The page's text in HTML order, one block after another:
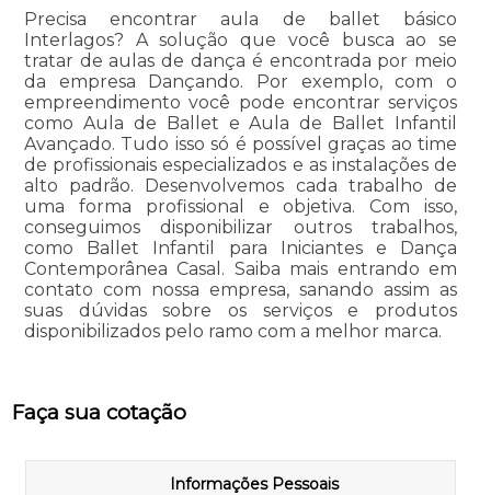
Precisa encontrar aula de ballet básico
Interlagos? A solução que você busca ao se
tratar de aulas de dança é encontrada por meio
da empresa Dançando. Por exemplo, com o
empreendimento você pode encontrar serviços
como Aula de Ballet e Aula de Ballet Infantil
Avançado. Tudo isso só é possível graças ao time
de profissionais especializados e as instalações de
alto padrão. Desenvolvemos cada trabalho de
uma forma profissional e objetiva. Com isso,
conseguimos disponibilizar outros trabalhos,
como Ballet Infantil para Iniciantes e Dança
Contemporânea Casal. Saiba mais entrando em
contato com nossa empresa, sanando assim as
suas dúvidas sobre os serviços e produtos
disponibilizados pelo ramo com a melhor marca.
Faça sua cotação
Informações Pessoais